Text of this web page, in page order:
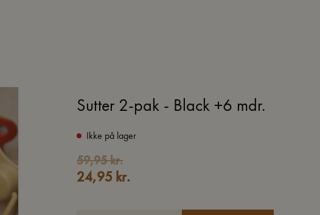
Sutter 2-pak - Black +6 mdr.
Ikke på lager
59,95kr.
Den
oprindelige
24,95 kr.
Den
aktuelle